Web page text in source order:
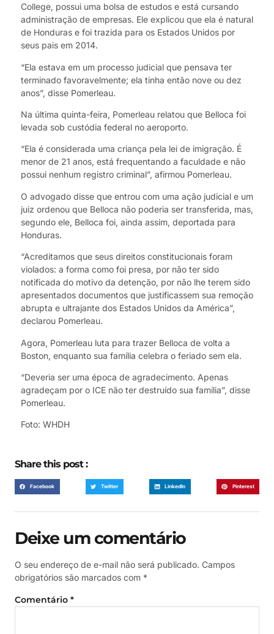
College, possui uma bolsa de estudos e está cursando
administração de empresas. Ele explicou que ela é natural
de Honduras e foi trazida para os Estados Unidos por
seus pais em 2014.
“Ela estava em um processo judicial que pensava ter
terminado favoravelmente; ela tinha então nove ou dez
anos”, disse Pomerleau.
Na última quinta-feira, Pomerleau relatou que Belloca foi
levada sob custódia federal no aeroporto.
“Ela é considerada uma criança pela lei de imigração. É
menor de 21 anos, está frequentando a faculdade e não
possui nenhum registro criminal”, afirmou Pomerleau.
O advogado disse que entrou com uma ação judicial e um
juiz ordenou que Belloca não poderia ser transferida, mas,
segundo ele, Belloca foi, ainda assim, deportada para
Honduras.
“Acreditamos que seus direitos constitucionais foram
violados: a forma como foi presa, por não ter sido
notificada do motivo da detenção, por não lhe terem sido
apresentados documentos que justificassem sua remoção
abrupta e ultrajante dos Estados Unidos da América”,
declarou Pomerleau.
Agora, Pomerleau luta para trazer Belloca de volta a
Boston, enquanto sua família celebra o feriado sem ela.
“Deveria ser uma época de agradecimento. Apenas
agradeçam por o ICE não ter destruído sua família”, disse
Pomerleau.
Foto: WHDH
Share this post :
Facebook Twitter LinkedIn Pinterest
Deixe um comentário
O seu endereço de e-mail não será publicado. Campos
obrigatórios são marcados com *
Comentário *